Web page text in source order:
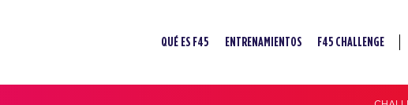
QUÉ ES F45 ENTRENAMIENTOS F45 CHALLENGE